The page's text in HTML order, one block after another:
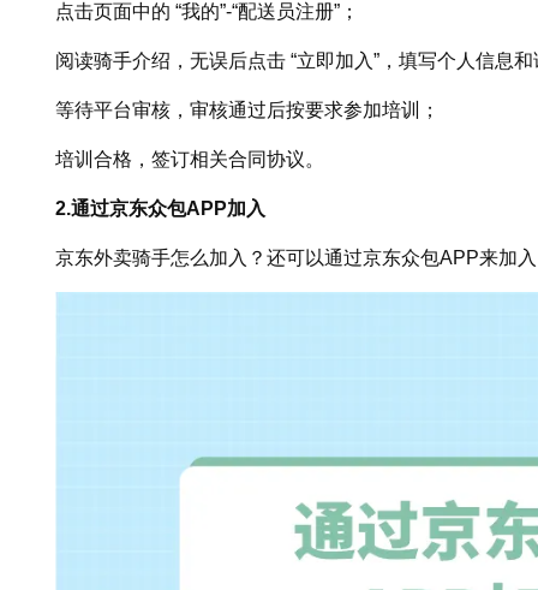
点击页面中的 “我的”-“配送员注册”；
阅读骑手介绍，无误后点击 “立即加入”，填写个人信息
等待平台审核，审核通过后按要求参加培训；
培训合格，签订相关合同协议。
2.通过京东众包APP加入
京东外卖骑手怎么加入？还可以通过京东众包APP来加